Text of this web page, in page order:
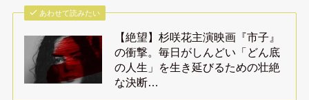
あわせて読みたい
【絶望】杉咲花主演映画『市子』
の衝撃。毎日がしんどい「どん底
の人生」を生き延びるための壮絶
な決断…